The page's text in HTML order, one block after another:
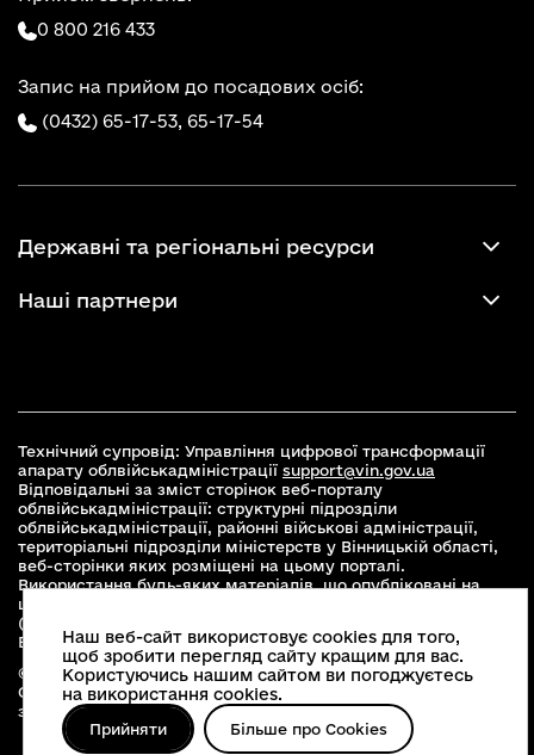
0 800 216 433
Запис на прийом до посадових осіб:
(0432) 65-17-53, 65-17-54
Державні та регіональні ресурси
Наші партнери
Технічний супровід: Управління цифрової трансформації
апарату облвійськадміністрації support@vin.gov.ua
Відповідальні за зміст сторінок веб-порталу
облвійськадміністрації: структурні підрозділи
облвійськадміністрації, районні військові адміністрації,
територіальні підрозділи міністерств у Вінницькій області,
веб-сторінки яких розміщені на цьому порталі.
Використання будь-яких матеріалів, що опубліковані на
цьому сайті, дозволяється при умові зазначення посилання
(для інтернет-видань - гіперпосилання) на офіційний сайт
Вінницької облвійськадміністраціїwww.vin.gov.ua.
© 2026 Весь контент доступний за ліцензією Creative
Commons Attribution 4.0 International license, якщо не
зазначено інше
Наш веб-сайт використовує cookies для того,
щоб зробити перегляд сайту кращим для вас.
Користуючись нашим сайтом ви погоджуєтесь
на використання cookies.
Прийняти Більше про Cookies